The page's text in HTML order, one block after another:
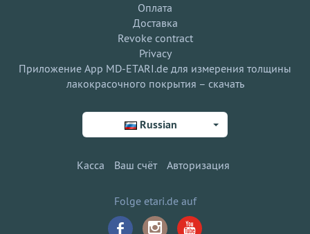
Оплата
Доставка
Revoke contract
Privacy
Приложение App MD-ETARI.de для измерения толщины
лакокрасочного покрытия – скачать
Russian
Касса Ваш счёт Авторизация
Folge etari.de auf